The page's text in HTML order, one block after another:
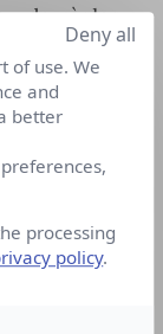
de règles au
manière de
sur deux est
que les
courant.
que
of use. We
and
better
processing
policy.
Deny all